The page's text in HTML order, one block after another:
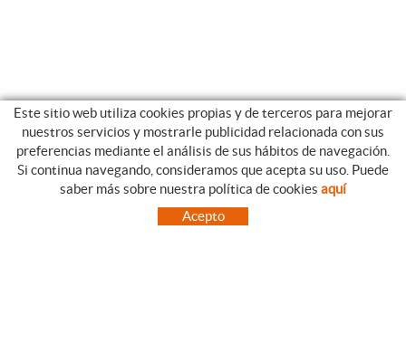
CATEGORIAS GUIA DE COMPRA
CONDICIONES DE COMPRA
PAGO
Este sitio web utiliza cookies propias y de terceros para mejorar
nuestros servicios y mostrarle publicidad relacionada con sus
preferencias mediante el análisis de sus hábitos de navegación.
Si continua navegando, consideramos que acepta su uso. Puede
saber más sobre nuestra política de cookies aquí
Acepto